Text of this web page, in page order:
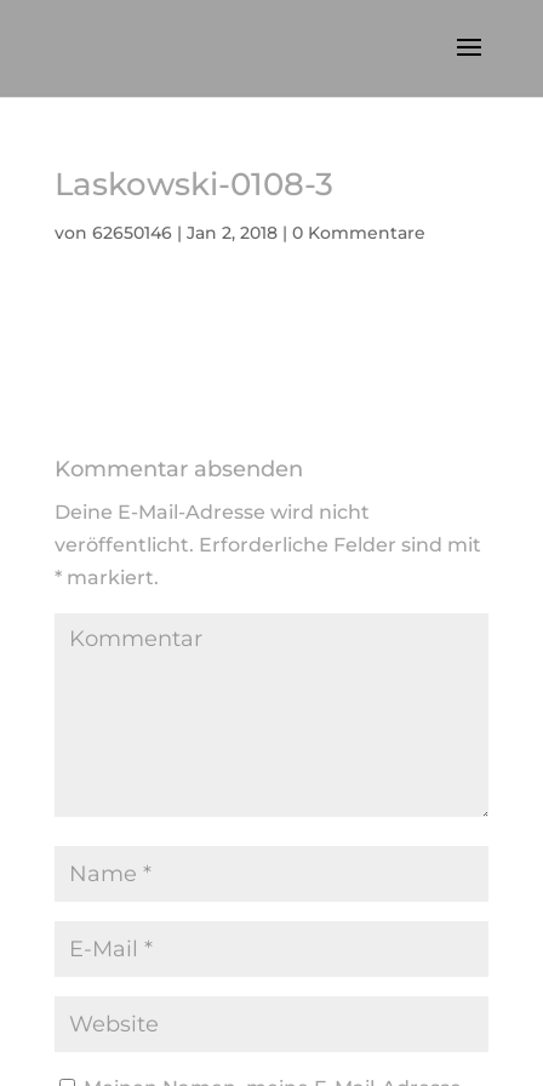
Laskowski-0108-3
von 62650146| Jan 2, 2018| 0 Kommentare
Kommentar absenden
Deine E-Mail-Adresse wird nicht
veröffentlicht. Erforderliche Felder sind mit
*markiert.